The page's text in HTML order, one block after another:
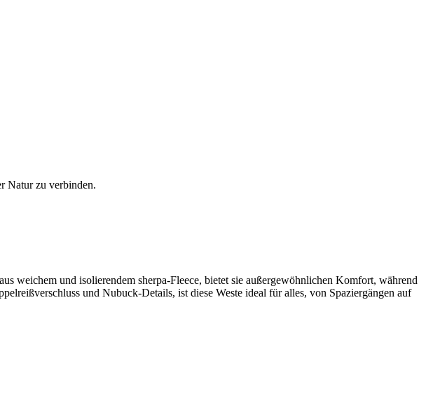
Natur zu verbinden.
weichem und isolierendem sherpa-Fleece, bietet sie außergewöhnlichen Komfort, während
und Nubuck-Details, ist diese Weste ideal für alles, von Spaziergängen auf